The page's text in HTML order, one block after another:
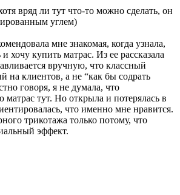
вряд ли тут что-то можно сделать, он
углем)
мне знакомая, когда узнала,
хочу купить матрас. Из ее рассказала
вручную, что классный
на клиентов, а не “как бы содрать
говоря, я не думала, что
матрас тут. Но открыла и потерялась в
что именно мне нравится.
трикотажа только потому, что
эффект.